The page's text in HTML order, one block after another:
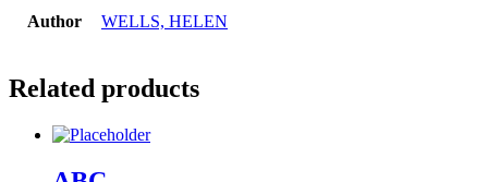
Author WELLS, HELEN
Related products